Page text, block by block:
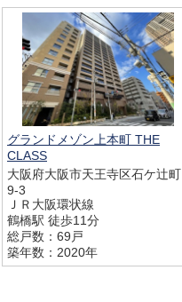
グランドメゾン上本町 THE
CLASS
大阪府大阪市天王寺区石ケ辻町
9-3
ＪＲ大阪環状線
鶴橋駅 徒歩11分
総戸数：69戸
築年数：2020年